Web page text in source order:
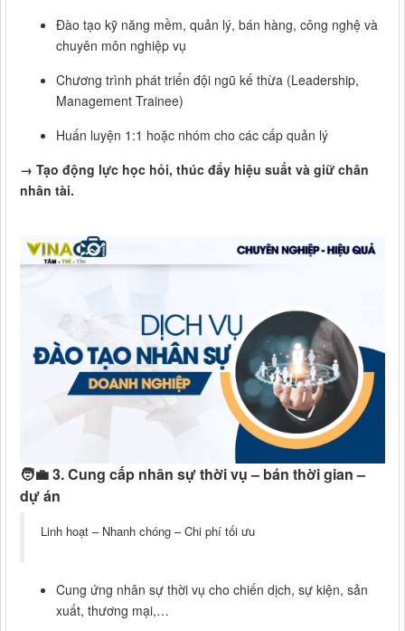
Đào tạo kỹ năng mềm, quản lý, bán hàng, công nghệ và
chuyên môn nghiệp vụ
Chương trình phát triển đội ngũ kế thừa (Leadership,
Management Trainee)
Huấn luyện 1:1 hoặc nhóm cho các cấp quản lý
→ Tạo động lực học hỏi, thúc đẩy hiệu suất và giữ chân
nhân tài.
🧑‍💼3. Cung cấp nhân sự thời vụ – bán thời gian –
dự án
Linh hoạt – Nhanh chóng – Chi phí tối ưu
Cung ứng nhân sự thời vụ cho chiến dịch, sự kiện, sản
xuất, thương mại,…